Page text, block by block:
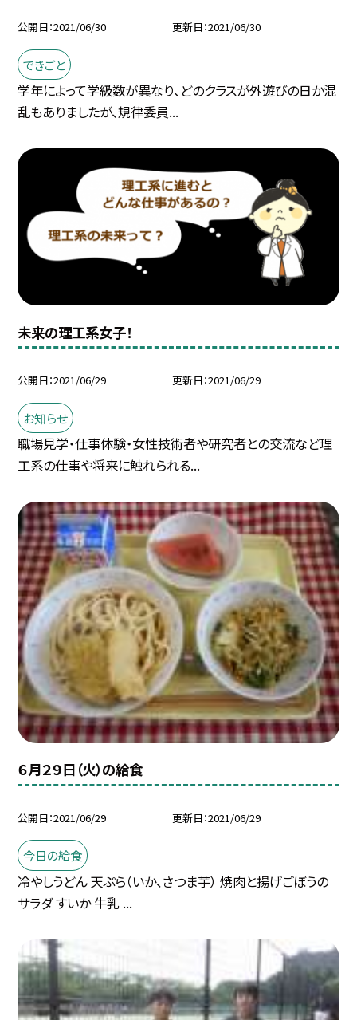
公開日 2021/06/30 更新日 2021/06/30
できごと
学年によって学級数が異なり、どのクラスが外遊びの日か混
乱もありましたが、規律委員...
未来の理工系女子！
公開日 2021/06/29 更新日 2021/06/29
お知らせ
職場見学・仕事体験・女性技術者や研究者との交流など理
工系の仕事や将来に触れられる...
６月２９日（火）の給食
公開日 2021/06/29 更新日 2021/06/29
今日の給食
冷やしうどん 天ぷら（いか、さつま芋） 焼肉と揚げごぼうの
サラダ すいか 牛乳 ...